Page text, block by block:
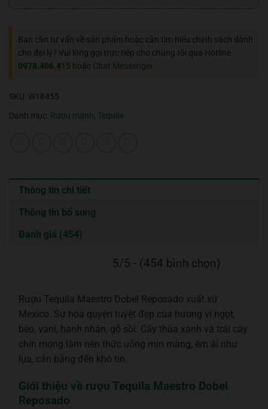
Bạn cần tư vấn về sản phẩm hoặc cần tìm hiểu chính sách dành
cho đại lý? Vui lòng gọi trực tiếp cho chúng tôi qua Hotline
0978.406.415 hoặc Chat Messenger
SKU: W18455
Danh mục: Rượu mạnh, Tequila
Thông tin chi tiết
Thông tin bổ sung
Đánh giá (454)
5/5 - (454 bình chọn)
Rượu Tequila Maestro Dobel Reposado xuất xứ
Mexico. Sự hòa quyện tuyệt đẹp của hương vị ngọt,
béo, vani, hạnh nhân, gỗ sồi. Cây thùa xanh và trái cây
chín mọng làm nên thức uống mịn màng, êm ái như
lụa, cân bằng đến khó tin.
Giới thiệu về rượu Tequila Maestro Dobel
Reposado